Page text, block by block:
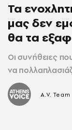
Τα
μας δεν
θα τα
Οι συνήθειες
να
A.V. Team